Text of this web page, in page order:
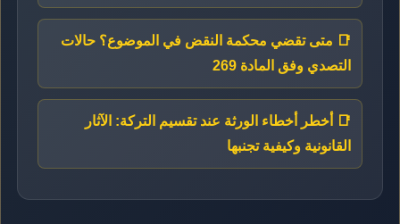
📑 متى تقضي محكمة النقض في الموضوع؟ حالات
التصدي وفق المادة 269
📑 أخطر أخطاء الورثة عند تقسيم التركة: الآثار
القانونية وكيفية تجنبها